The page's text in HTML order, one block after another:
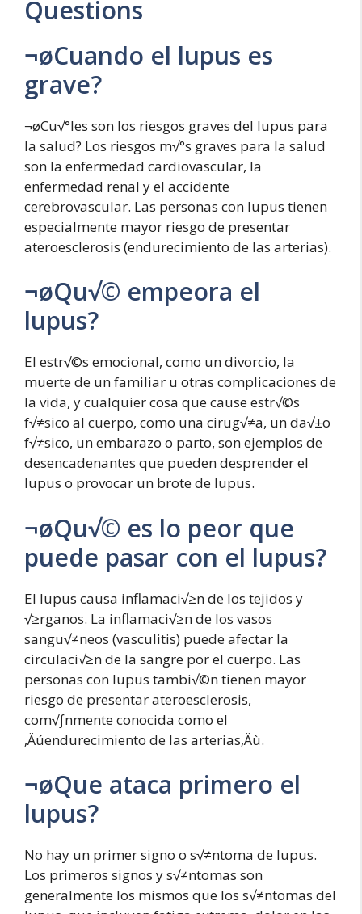
Questions
¬øCuando el lupus es
grave?
¬øCu√°les son los riesgos graves del lupus para
la salud? Los riesgos m√°s graves para la salud
son la enfermedad cardiovascular, la
enfermedad renal y el accidente
cerebrovascular. Las personas con lupus tienen
especialmente mayor riesgo de presentar
ateroesclerosis (endurecimiento de las arterias).
¬øQu√© empeora el
lupus?
El estr√©s emocional, como un divorcio, la
muerte de un familiar u otras complicaciones de
la vida, y cualquier cosa que cause estr√©s
f√≠sico al cuerpo, como una cirug√≠a, un da√±o
f√≠sico, un embarazo o parto, son ejemplos de
desencadenantes que pueden desprender el
lupus o provocar un brote de lupus.
¬øQu√© es lo peor que
puede pasar con el lupus?
El lupus causa inflamaci√≥n de los tejidos y
√≥rganos. La inflamaci√≥n de los vasos
sangu√≠neos (vasculitis) puede afectar la
circulaci√≥n de la sangre por el cuerpo. Las
personas con lupus tambi√©n tienen mayor
riesgo de presentar ateroesclerosis,
com√∫nmente conocida como el
‚Äúendurecimiento de las arterias‚Äù.
¬øQue ataca primero el
lupus?
No hay un primer signo o s√≠ntoma de lupus.
Los primeros signos y s√≠ntomas son
generalmente los mismos que los s√≠ntomas del